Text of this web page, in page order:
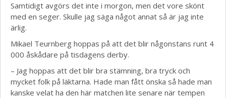
Samtidigt avgörs det inte i morgon, men det vore skönt
med en seger. Skulle jag säga något annat så är jag inte
ärlig.
Mikael Teurnberg hoppas på att det blir någonstans runt 4
000 åskådare på tisdagens derby.
– Jag hoppas att det blir bra stämning, bra tryck och
mycket folk på läktarna. Hade man fått önska så hade man
kanske velat ha den här matchen lite senare när tempen